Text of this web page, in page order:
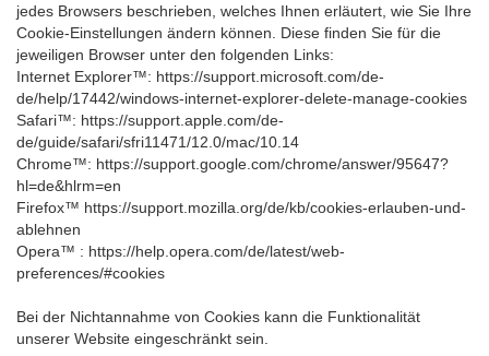
jedes Browsers beschrieben, welches Ihnen erläutert, wie Sie Ihre
Cookie-Einstellungen ändern können. Diese finden Sie für die
jeweiligen Browser unter den folgenden Links:
Internet Explorer™: https://support.microsoft.com/de-
de/help/17442/windows-internet-explorer-delete-manage-cookies
Safari™: https://support.apple.com/de-
de/guide/safari/sfri11471/12.0/mac/10.14
Chrome™: https://support.google.com/chrome/answer/95647?
hl=de&hlrm=en
Firefox™ https://support.mozilla.org/de/kb/cookies-erlauben-und-
ablehnen
Opera™ : https://help.opera.com/de/latest/web-
preferences/#cookies
Bei der Nichtannahme von Cookies kann die Funktionalität
unserer Website eingeschränkt sein.